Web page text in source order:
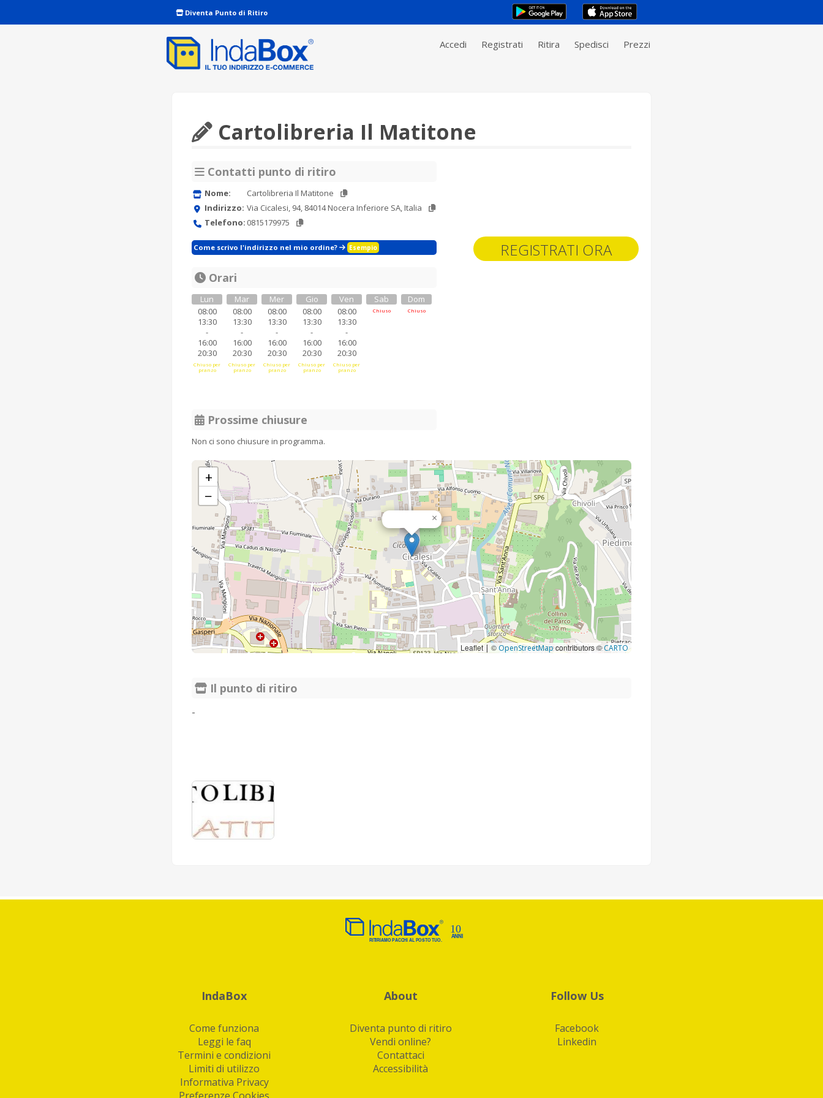
Diventa Punto di Ritiro
Accedi Registrati Ritira Spedisci Prezzi
REGISTRATI ORA
Cartolibreria Il Matitone
Contatti punto di ritiro
Nome:
Cartolibreria Il Matitone
Indirizzo: Via Cicalesi, 94, 84014 Nocera Inferiore SA, Italia
Telefono: 0815179975
Come scrivo l'indirizzo nel mio ordine? Esempio
Orari
Lun
08:00
13:30
-
16:00
20:30
Chiuso per
pranzo
Mar
08:00
13:30
-
16:00
20:30
Chiuso per
pranzo
Mer
08:00
13:30
-
16:00
20:30
Chiuso per
pranzo
Gio
08:00
13:30
-
16:00
20:30
Chiuso per
pranzo
Ven
08:00
13:30
-
16:00
20:30
Chiuso per
pranzo
Sab
Chiuso
Dom
Chiuso
Prossime chiusure
Non ci sono chiusure in programma.
×
+
−
Leaflet| ©OpenStreetMapcontributors ©CARTO
Il punto di ritiro
-
IndaBox
Come funziona
Leggi le faq
Termini e condizioni
Limiti di utilizzo
Informativa Privacy
About
Diventa punto di ritiro
Vendi online?
Contattaci
Accessibilità
Follow Us
Facebook
Linkedin